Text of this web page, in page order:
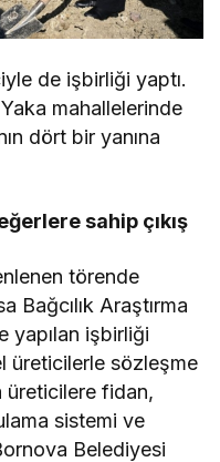
de işbirliği yaptı.
mahallelerinde
dört bir yanına
sahip çıkış
törende
Bağcılık Araştırma
yapılan işbirliği
üreticilerle sözleşme
üreticilere fidan,
sistemi ve
Belediyesi